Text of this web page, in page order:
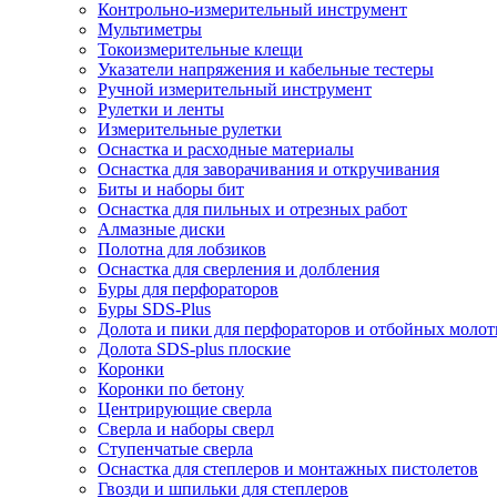
Контрольно-измерительный инструмент
Мультиметры
Токоизмерительные клещи
Указатели напряжения и кабельные тестеры
Ручной измерительный инструмент
Рулетки и ленты
Измерительные рулетки
Оснастка и расходные материалы
Оснастка для заворачивания и откручивания
Биты и наборы бит
Оснастка для пильных и отрезных работ
Алмазные диски
Полотна для лобзиков
Оснастка для сверления и долбления
Буры для перфораторов
Буры SDS-Plus
Долота и пики для перфораторов и отбойных
Долота SDS-plus плоские
Коронки
Коронки по бетону
Центрирующие сверла
Сверла и наборы сверл
Ступенчатые сверла
Оснастка для степлеров и монтажных пистолетов
Гвозди и шпильки для степлеров